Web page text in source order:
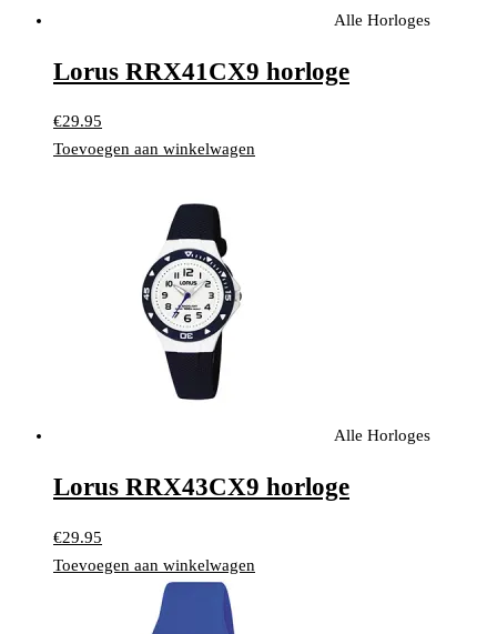
Alle Horloges
Lorus RRX41CX9 horloge
€29.95
Toevoegen aan winkelwagen
Alle Horloges
Lorus RRX43CX9 horloge
€29.95
Toevoegen aan winkelwagen